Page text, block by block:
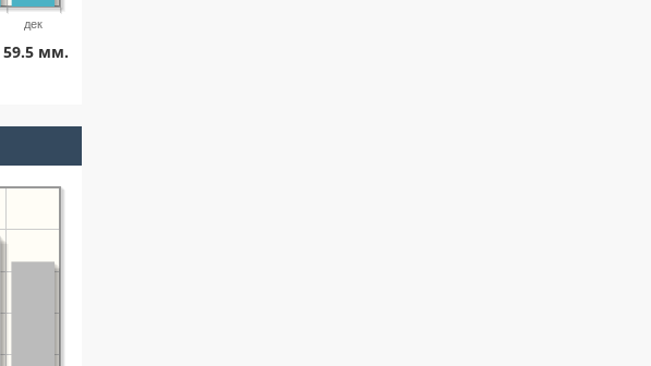
дек
59.5 мм.